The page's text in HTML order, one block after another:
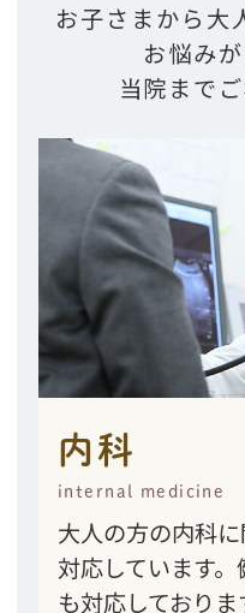
お子さまから大
お悩み
当院まで
内科
internal medicine
大人の方の内科
対応しています
も対応しており